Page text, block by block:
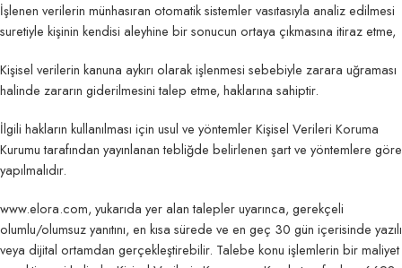
İşlenen verilerin münhasıran otomatik sistemler vasıtasıyla analiz edilmesi
suretiyle kişinin kendisi aleyhine bir sonucun ortaya çıkmasına itiraz etme,
Kişisel verilerin kanuna aykırı olarak işlenmesi sebebiyle zarara uğraması
halinde zararın giderilmesini talep etme, haklarına sahiptir.
İlgili hakların kullanılması için usul ve yöntemler Kişisel Verileri Koruma
Kurumu tarafından yayınlanan tebliğde belirlenen şart ve yöntemlere göre
yapılmalıdır.
www.elora.com, yukarıda yer alan talepler uyarınca, gerekçeli
olumlu/olumsuz yanıtını, en kısa sürede ve en geç 30 gün içerisinde yazılı
veya dijital ortamdan gerçekleştirebilir. Talebe konu işlemlerin bir maliyet